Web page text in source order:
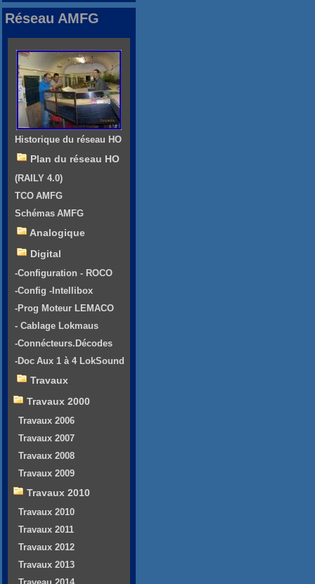
Réseau AMFG
Historique du réseau HO
Plan du réseau HO
(RAILY 4.0)
TCO AMFG
Schémas AMFG
Analogique
Digital
-Configuration - ROCO
-Config -Intellibox
-Prog Moteur LEMACO
- Cablage Lokmaus
-Connécteurs.Décodes
-Doc Aux 1 à 4 LokSound
Travaux
Travaux 2000
Travaux 2006
Travaux 2007
Travaux 2008
Travaux 2009
Travaux 2010
Travaux 2010
Travaux 2011
Travaux 2012
Travaux 2013